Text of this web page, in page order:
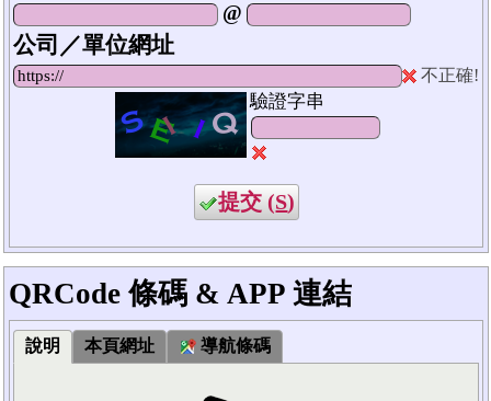
@
公司／單位網址
不正確!
驗證字串
提交 (S)
QRCode 條碼 & APP 連結
說明 本頁網址 導航條碼